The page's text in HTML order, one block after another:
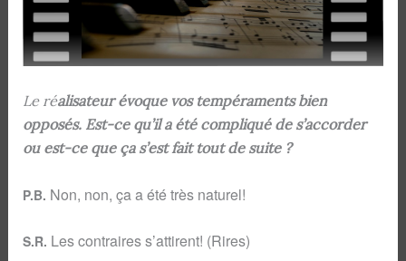
Le réalisateur évoque vos tempéraments bien
opposés. Est-ce qu’il a été compliqué de s’accorder
ou est-ce que ça s’est fait tout de suite ?
P.B. Non, non, ça a été très naturel!
S.R. Les contraires s’attirent! (Rires)